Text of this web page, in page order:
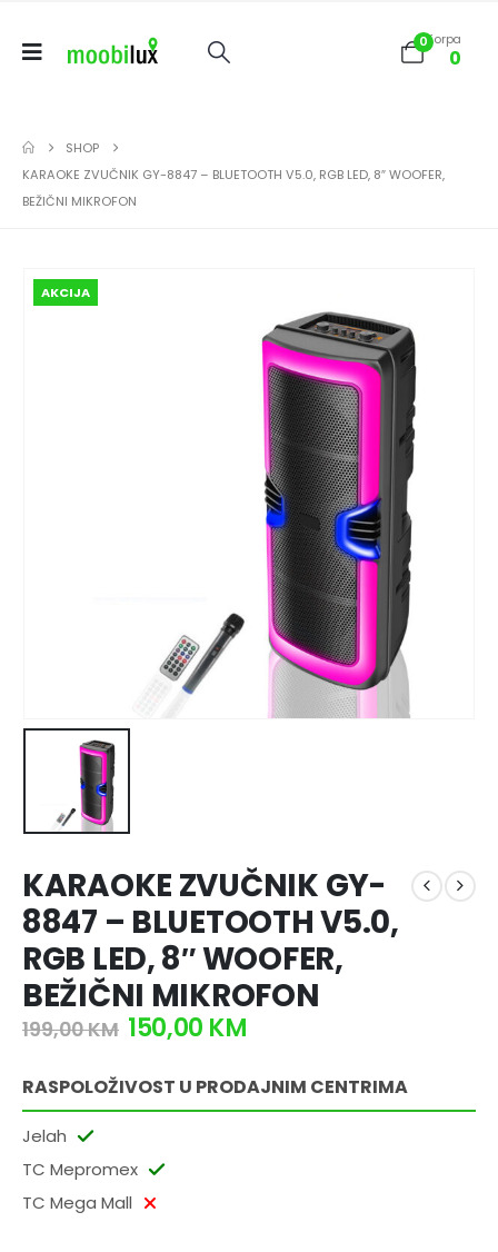
0Korpa
0
SHOP
KARAOKE ZVUČNIK GY-8847 – BLUETOOTH V5.0, RGB LED, 8″ WOOFER,
BEŽIČNI MIKROFON
AKCIJA
KARAOKE ZVUČNIK GY-
8847 – BLUETOOTH V5.0,
RGB LED, 8″ WOOFER,
BEŽIČNI MIKROFON
199,00KM 150,00 KM
RASPOLOŽIVOST U PRODAJNIM CENTRIMA
Jelah
TC Mepromex
TC Mega Mall